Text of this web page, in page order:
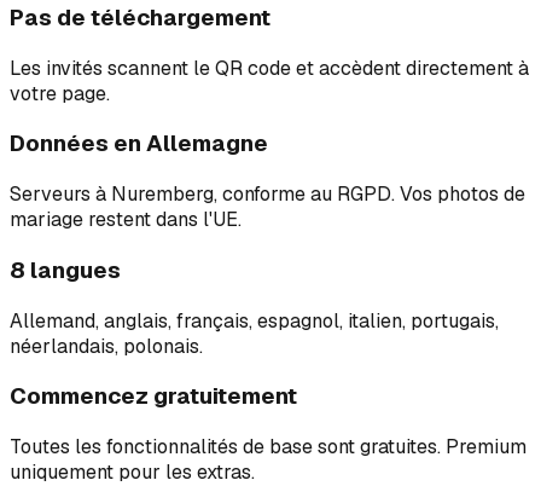
Pas de téléchargement
Les invités scannent le QR code et accèdent directement à
votre page.
Données en Allemagne
Serveurs à Nuremberg, conforme au RGPD. Vos photos de
mariage restent dans l'UE.
8 langues
Allemand, anglais, français, espagnol, italien, portugais,
néerlandais, polonais.
Commencez gratuitement
Toutes les fonctionnalités de base sont gratuites. Premium
uniquement pour les extras.